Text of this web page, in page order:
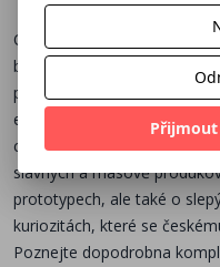
Opakovačka Mosin,
bubnovým zásobníkem
pušky. Ruské a sovětské
encyklopedie podrobně
carského Ruska po 21.
slavných a masově
prototypech, ale také o
kuriozitách, které se
Poznejte dopodrobna
Přijmout